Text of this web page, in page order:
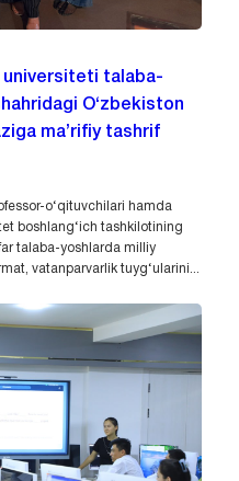
universiteti talaba-
O‘zbekiston
ma’rifiy tashrif
o‘qituvchilari hamda
boshlang‘ich tashkilotining
talaba-yoshlarda milliy
vatanparvarlik tuyg‘ularini...